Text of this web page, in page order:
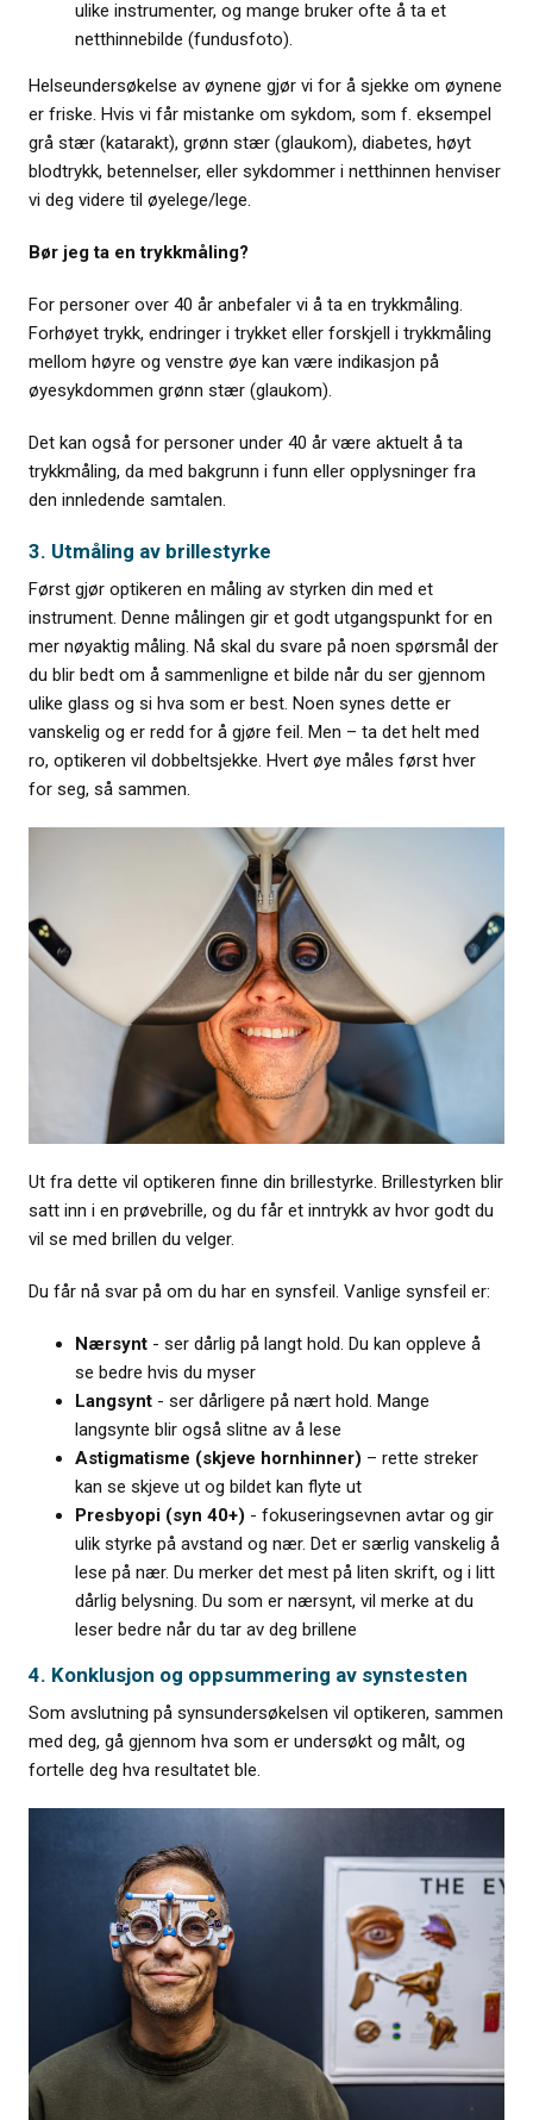
ulike instrumenter, og mange bruker ofte å ta et
netthinnebilde (fundusfoto).
Helseundersøkelse av øynene gjør vi for å sjekke om øynene
er friske. Hvis vi får mistanke om sykdom, som f. eksempel
grå stær (katarakt), grønn stær (glaukom), diabetes, høyt
blodtrykk, betennelser, eller sykdommer i netthinnen henviser
vi deg videre til øyelege/lege.
Bør jeg ta en trykkmåling?
For personer over 40 år anbefaler vi å ta en trykkmåling.
Forhøyet trykk, endringer i trykket eller forskjell i trykkmåling
mellom høyre og venstre øye kan være indikasjon på
øyesykdommen grønn stær (glaukom).
Det kan også for personer under 40 år være aktuelt å ta
trykkmåling, da med bakgrunn i funn eller opplysninger fra
den innledende samtalen.
3. Utmåling av brillestyrke
Først gjør optikeren en måling av styrken din med et
instrument. Denne målingen gir et godt utgangspunkt for en
mer nøyaktig måling. Nå skal du svare på noen spørsmål der
du blir bedt om å sammenligne et bilde når du ser gjennom
ulike glass og si hva som er best. Noen synes dette er
vanskelig og er redd for å gjøre feil. Men – ta det helt med
ro, optikeren vil dobbeltsjekke. Hvert øye måles først hver
for seg, så sammen.
Ut fra dette vil optikeren finne din brillestyrke. Brillestyrken blir
satt inn i en prøvebrille, og du får et inntrykk av hvor godt du
vil se med brillen du velger.
Du får nå svar på om du har en synsfeil. Vanlige synsfeil er:
Nærsynt - ser dårlig på langt hold. Du kan oppleve å
se bedre hvis du myser
Langsynt - ser dårligere på nært hold. Mange
langsynte blir også slitne av å lese
Astigmatisme (skjeve hornhinner) – rette streker
kan se skjeve ut og bildet kan flyte ut
Presbyopi (syn 40+) - fokuseringsevnen avtar og gir
ulik styrke på avstand og nær. Det er særlig vanskelig å
lese på nær. Du merker det mest på liten skrift, og i litt
dårlig belysning. Du som er nærsynt, vil merke at du
leser bedre når du tar av deg brillene
4. Konklusjon og oppsummering av synstesten
Som avslutning på synsundersøkelsen vil optikeren, sammen
med deg, gå gjennom hva som er undersøkt og målt, og
fortelle deg hva resultatet ble.